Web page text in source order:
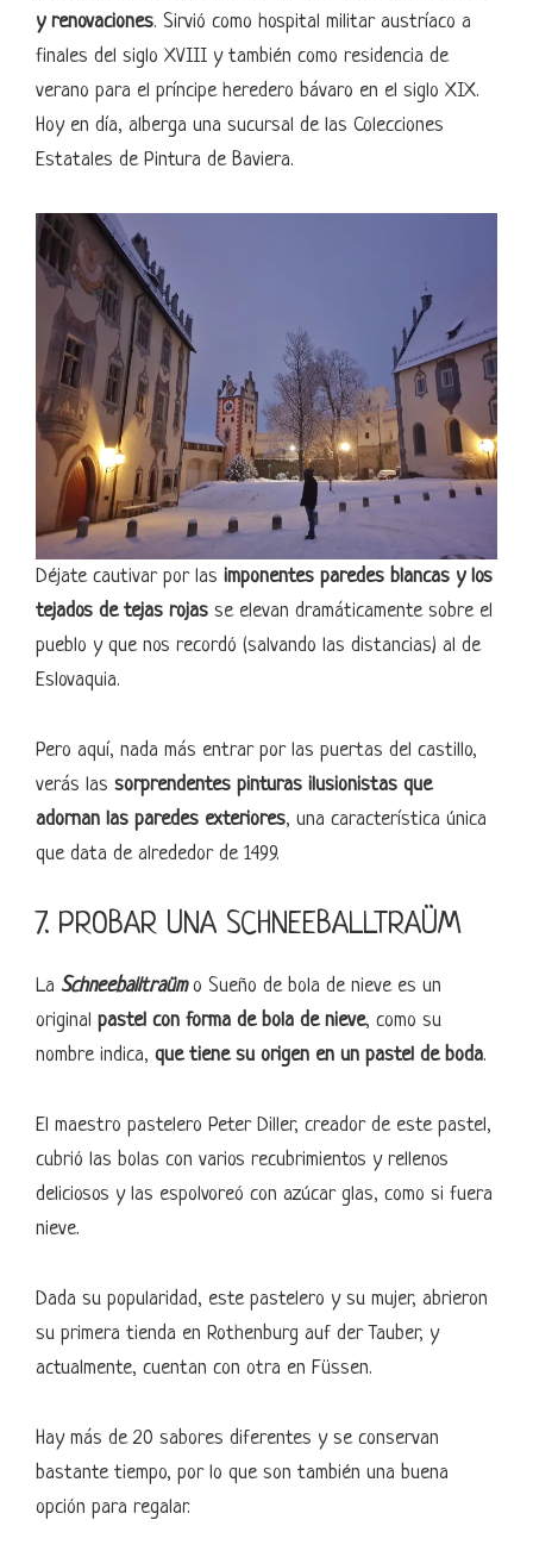
y renovaciones. Sirvió como hospital militar austríaco a
finales del siglo XVIII y también como residencia de
verano para el príncipe heredero bávaro en el siglo XIX.
Hoy en día, alberga una sucursal de las Colecciones
Estatales de Pintura de Baviera.
Déjate cautivar por las imponentes paredes blancas y los
tejados de tejas rojas se elevan dramáticamente sobre el
pueblo y que nos recordó (salvando las distancias) al de
Eslovaquia.
Pero aquí, nada más entrar por las puertas del castillo,
verás las sorprendentes pinturas ilusionistas que
adornan las paredes exteriores, una característica única
que data de alrededor de 1499.
7. PROBAR UNA SCHNEEBALLTRAÜM
La Schneeballtraümo Sueño de bola de nieve es un
original pastel con forma de bola de nieve, como su
nombre indica, que tiene su origen en un pastel de boda.
El maestro pastelero Peter Diller, creador de este pastel,
cubrió las bolas con varios recubrimientos y rellenos
deliciosos y las espolvoreó con azúcar glas, como si fuera
nieve.
Dada su popularidad, este pastelero y su mujer, abrieron
su primera tienda en Rothenburg auf der Tauber, y
actualmente, cuentan con otra en Füssen.
Hay más de 20 sabores diferentes y se conservan
bastante tiempo, por lo que son también una buena
opción para regalar.